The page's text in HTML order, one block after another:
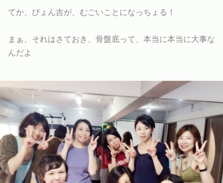
てか、ぴょん吉が、むごいことになっちょる！
まぁ、それはさておき、骨盤底って、本当に本当に大事な
んだよ